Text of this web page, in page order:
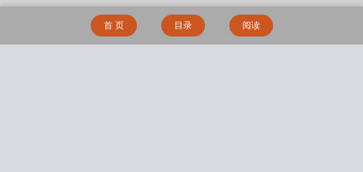
窒息沉溺 nph 快穿之精液收集系统（nph） 【HP同人】也许是万人迷
首 页 目录 阅读